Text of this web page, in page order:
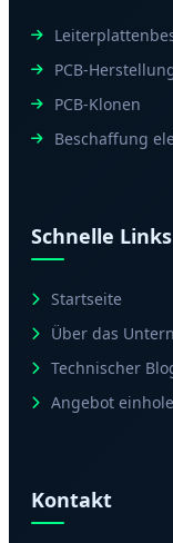
PCB-
PCB-Klonen
Beschaffung
Schnelle Links
Startseite
Über das
Technischer
Angebot
Kontakt